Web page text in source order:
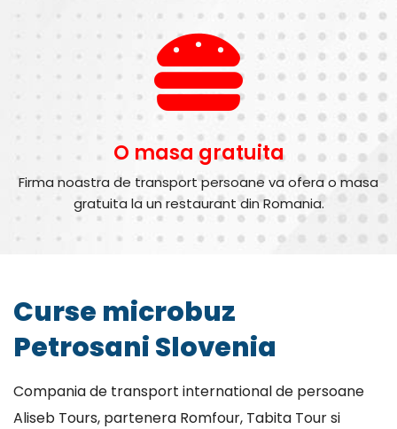
O masa gratuita
Firma noastra de transport persoane va ofera o masa
gratuita la un restaurant din Romania.
Curse microbuz
Petrosani Slovenia
Compania de transport international de persoane
Aliseb Tours, partenera Romfour, Tabita Tour si